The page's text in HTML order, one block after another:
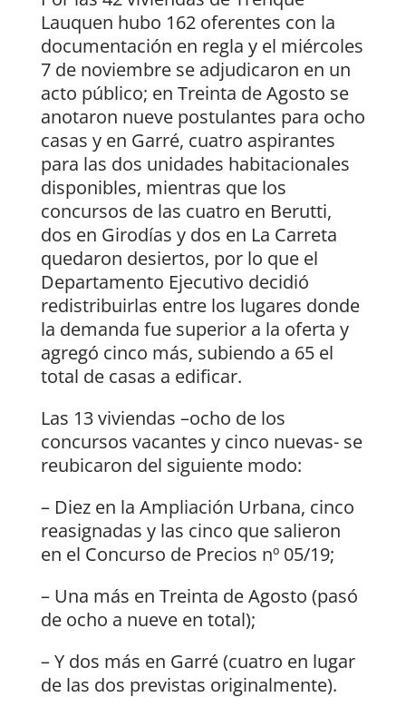
Lauquen hubo 162 oferentes con la
documentación en regla y el miércoles
7 de noviembre se adjudicaron en un
acto público; en Treinta de Agosto se
anotaron nueve postulantes para ocho
casas y en Garré, cuatro aspirantes
para las dos unidades habitacionales
disponibles, mientras que los
concursos de las cuatro en Berutti,
dos en Girodías y dos en La Carreta
quedaron desiertos, por lo que el
Departamento Ejecutivo decidió
redistribuirlas entre los lugares donde
la demanda fue superior a la oferta y
agregó cinco más, subiendo a 65 el
total de casas a edificar.
Las 13 viviendas –ocho de los
concursos vacantes y cinco nuevas- se
reubicaron del siguiente modo:
– Diez en la Ampliación Urbana, cinco
reasignadas y las cinco que salieron
en el Concurso de Precios nº 05/19;
– Una más en Treinta de Agosto (pasó
de ocho a nueve en total);
– Y dos más en Garré (cuatro en lugar
de las dos previstas originalmente).